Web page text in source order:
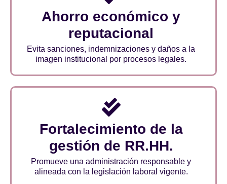
Ahorro económico y
reputacional
Evita sanciones, indemnizaciones y daños a la
imagen institucional por procesos legales.
Fortalecimiento de la
gestión de RR.HH.
Promueve una administración responsable y
alineada con la legislación laboral vigente.